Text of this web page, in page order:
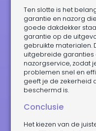
Ten slotte is het
garantie en nazorg
goede dakdekker
garantie op de
gebruikte materialen.
uitgebreide garanties
nazorgservice, zodat
problemen snel en
geeft je de zekerheid
beschermd is.
Conclusie
Het kiezen van de